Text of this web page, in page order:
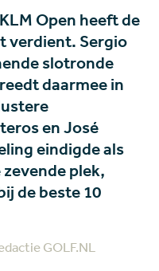
Open heeft de
verdient. Sergio
slotronde
daarmee in
en José
eindigde als
plek,
de beste 10
GOLF.NL